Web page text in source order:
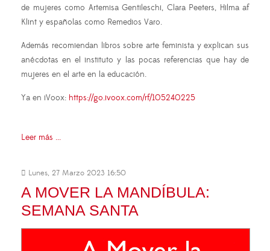
de mujeres como Artemisa Gentileschi, Clara Peeters, Hilma af
Klint y españolas como Remedios Varo.
Además recomiendan libros sobre arte feminista y explican sus
anécdotas en el instituto y las pocas referencias que hay de
mujeres en el arte en la educación.
Ya en iVoox: https://go.ivoox.com/rf/105240225
Leer más ...
Lunes, 27 Marzo 2023 16:50
A MOVER LA MANDÍBULA:
SEMANA SANTA